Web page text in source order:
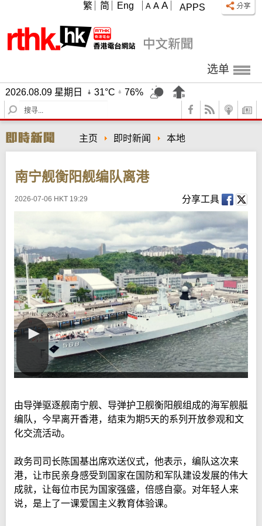
APPS
A A A
繁 简 Eng
选单
2026.08.09 星期日 31°C
76%
S
e
r
c
主页 即时新闻 本地
南宁舰衡阳舰编队离港
2026-07-06 HKT 19:29 分享工具
由导弹驱逐舰南宁舰、导弹护卫舰衡阳舰组成的海军舰艇
编队，今早离开香港，结束为期5天的系列开放参观和文
化交流活动。
政务司司长陈国基出席欢送仪式，他表示，编队这次来
港，让市民亲身感受到国家在国防和军队建设发展的伟大
成就，让每位市民为国家强盛，倍感自豪。对年轻人来
说，是上了一课爱国主义教育体验课。